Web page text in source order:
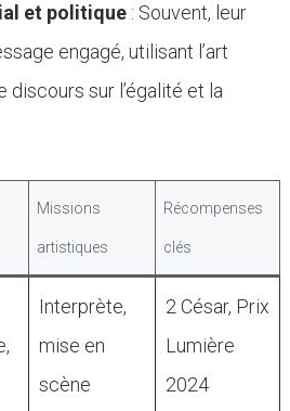
et politique: Souvent, leur
engagé, utilisant l’art
sur l’égalité et la
Missions
artistiques
Récompenses
clés
Interprète,
mise en
scène
2 César, Prix
Lumière
2024